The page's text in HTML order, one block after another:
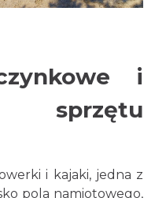
i
sprzętu
i kajaki, jedna z
pola namiotowego,